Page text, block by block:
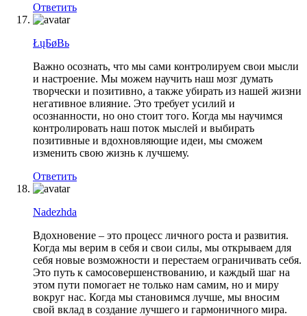
Ответить
ŁųБøВь
Важно осознать, что мы сами контролируем свои мысли
и настроение. Мы можем научить наш мозг думать
творчески и позитивно, а также убирать из нашей жизни
негативное влияние. Это требует усилий и
осознанности, но оно стоит того. Когда мы научимся
контролировать наш поток мыслей и выбирать
позитивные и вдохновляющие идеи, мы сможем
изменить свою жизнь к лучшему.
Ответить
Nadezhda
Вдохновение – это процесс личного роста и развития.
Когда мы верим в себя и свои силы, мы открываем для
себя новые возможности и перестаем ограничивать себя.
Это путь к самосовершенствованию, и каждый шаг на
этом пути помогает не только нам самим, но и миру
вокруг нас. Когда мы становимся лучше, мы вносим
свой вклад в создание лучшего и гармоничного мира.